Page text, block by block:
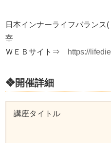
日本インナーライフバランス
宰
ＷＥＢサイト⇒
https://
❖開催詳細
講座タイトル